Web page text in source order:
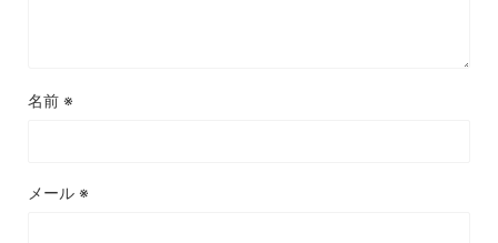
名前 ※
メール ※